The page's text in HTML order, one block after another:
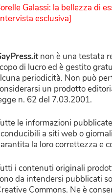
Galassi: la bellezza di
esclusiva]
non è una testata
di lucro ed è gestito
periodicità. Non può
un prodotto
n. 62 del 7.03.2001.
le informazioni
a siti web o
la loro correttezza e
i contenuti originali
da intendersi pubblicati
Commons. Ne è